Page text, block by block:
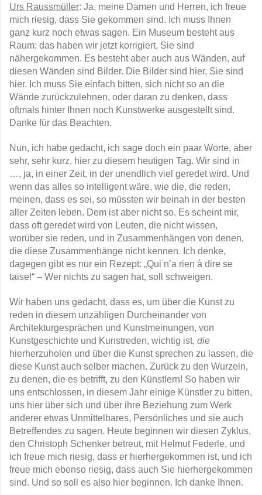
Urs Raussmüller: Ja, meine Damen und Herren, ich freue
mich riesig, dass Sie gekommen sind. Ich muss Ihnen
ganz kurz noch etwas sagen. Ein Museum besteht aus
Raum; das haben wir jetzt korrigiert, Sie sind
nähergekommen. Es besteht aber auch aus Wänden, auf
diesen Wänden sind Bilder. Die Bilder sind hier, Sie sind
hier. Ich muss Sie einfach bitten, sich nicht so an die
Wände zurückzulehnen, oder daran zu denken, dass
oftmals hinter Ihnen noch Kunstwerke ausgestellt sind.
Danke für das Beachten.
Nun, ich habe gedacht, ich sage doch ein paar Worte, aber
sehr, sehr kurz, hier zu diesem heutigen Tag. Wir sind in
…, ja, in einer Zeit, in der unendlich viel geredet wird. Und
wenn das alles so intelligent wäre, wie die, die reden,
meinen, dass es sei, so müssten wir beinah in der besten
aller Zeiten leben. Dem ist aber nicht so. Es scheint mir,
dass oft geredet wird von Leuten, die nicht wissen,
worüber sie reden, und in Zusammenhängen von denen,
die diese Zusammenhänge nicht kennen. Ich denke,
dagegen gibt es nur ein Rezept: „Qui n’a rien à dire se
taise!“ – Wer nichts zu sagen hat, soll schweigen.
Wir haben uns gedacht, dass es, um über die Kunst zu
reden in diesem unzähligen Durcheinander von
Architekturgesprächen und Kunstmeinungen, von
Kunstgeschichte und Kunstreden, wichtig ist, die
hierherzuholen und über die Kunst sprechen zu lassen, die
diese Kunst auch selber machen. Zurück zu den Wurzeln,
zu denen, die es betrifft, zu den Künstlern! So haben wir
uns entschlossen, in diesem Jahr einige Künstler zu bitten,
uns hier über sich und über ihre Beziehung zum Werk
anderer etwas Unmittelbares, Persönliches und sie auch
Betreffendes zu sagen. Heute beginnen wir diesen Zyklus,
den Christoph Schenker betreut, mit Helmut Federle, und
ich freue mich riesig, dass er hierhergekommen ist, und ich
freue mich ebenso riesig, dass auch Sie hierhergekommen
sind. Und so soll es also hier beginnen. Ich danke Ihnen.